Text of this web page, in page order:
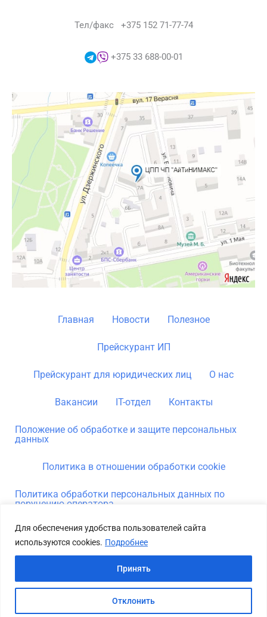
Для обеспечения удобства пользователей сайта
используются cookies. Подробнее
Отклонить
Принять
Тел/факс +375 152 71-77-74
+375 33 688-00-01
Главная Новости Полезное
Прейскурант ИП
Прейскурант для юридических лиц О нас
Вакансии IT-отдел Контакты
Положение об обработке и защите персональных
данных
Политика в отношении обработки cookie
Политика обработки персональных данных по
поручению оператора